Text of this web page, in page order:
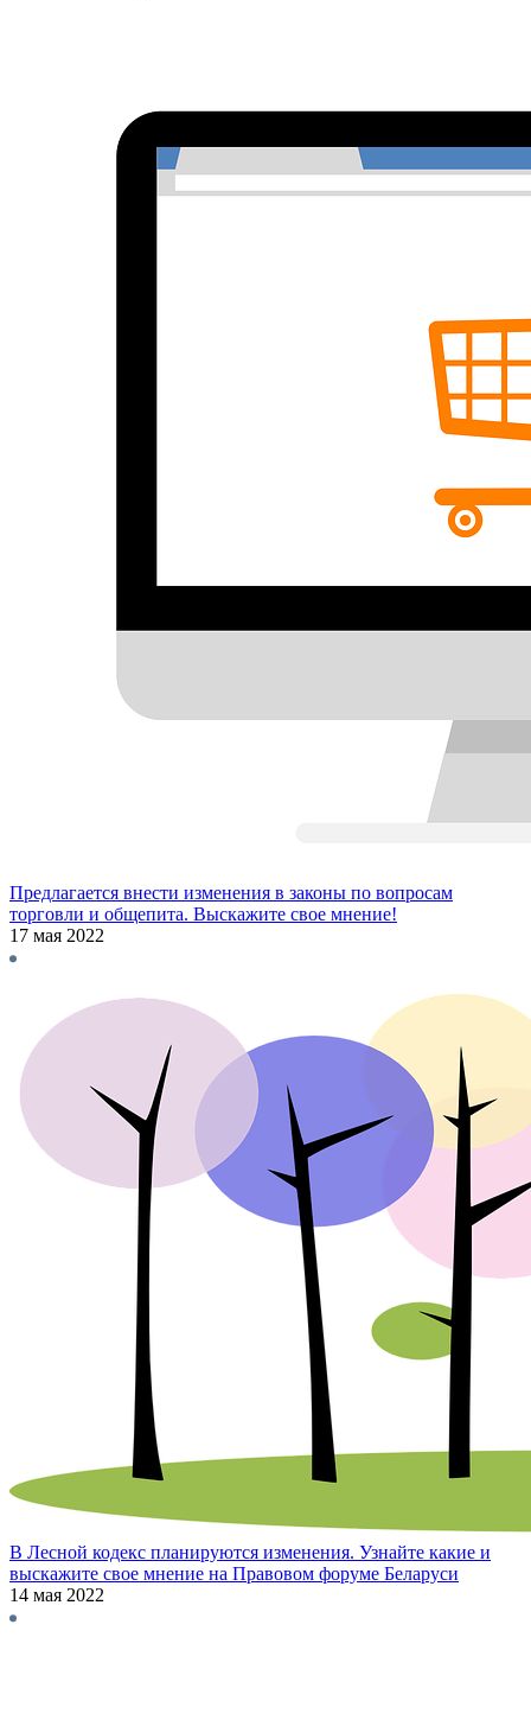
Предлагается внести изменения в законы по вопросам
торговли и общепита. Выскажите свое мнение!
17 мая 2022
В Лесной кодекс планируются изменения. Узнайте какие и
выскажите свое мнение на Правовом форуме Беларуси
14 мая 2022